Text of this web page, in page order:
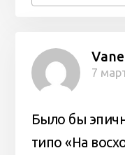
7
Было бы
типо «На